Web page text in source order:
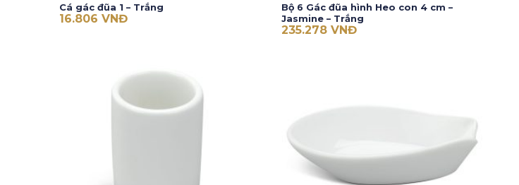
Cá gác đũa 1 – Trắng
16.806 VNĐ
Bộ 6 Gác đũa hình Heo con 4 cm –
Jasmine – Trắng
235.278 VNĐ